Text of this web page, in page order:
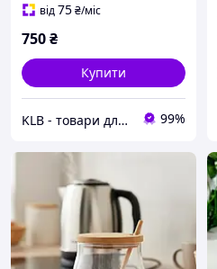
від75₴/міс
750₴
Купити
KLB - товари для дому, дітей та тварин 99%